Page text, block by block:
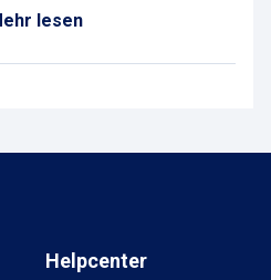
lesen
Helpcenter